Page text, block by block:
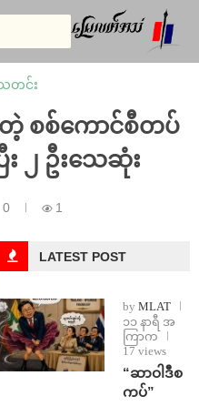
တင်း
ာတဲ့ စစ်ကောင်စီတပ်
၂ ဦးသေဆုံး
0 1
LATEST POST
by MLAT
၁၁ နာရီ အ
ကြာက
17 views
“ဆာဝါဒီစ
ကပ်”